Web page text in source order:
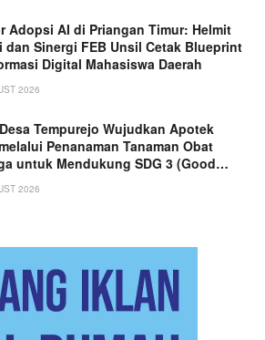
Adopsi AI di Priangan Timur: Helmit
dan Sinergi FEB Unsil Cetak Blueprint
Digital Mahasiswa Daerah
2026
Tempurejo Wujudkan Apotek
Penanaman Tanaman Obat
untuk Mendukung SDG 3 (Good
Well-Being)
2026